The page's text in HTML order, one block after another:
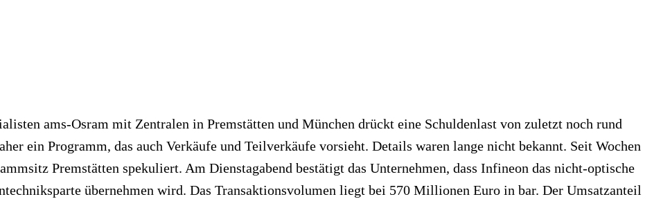
ams-Osram mit Zentralen in Premstätten und München drückt eine Schuldenlast von zuletzt noch rund
ein Programm, das auch Verkäufe und Teilverkäufe vorsieht. Details waren lange nicht bekannt. Seit Wochen
Premstätten spekuliert. Am Dienstagabend bestätigt das Unternehmen, dass Infineon das nicht-optische
übernehmen wird. Das Transaktionsvolumen liegt bei 570 Millionen Euro in bar. Der Umsatzanteil